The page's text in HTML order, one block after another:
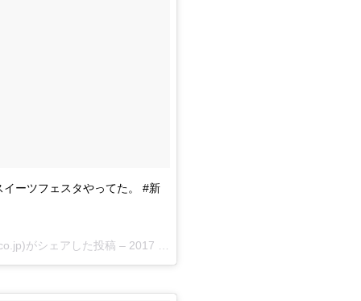
ーツフェスタやってた。 #新
がシェアした投稿 – 2017 9月 15 12:17午前 PDT